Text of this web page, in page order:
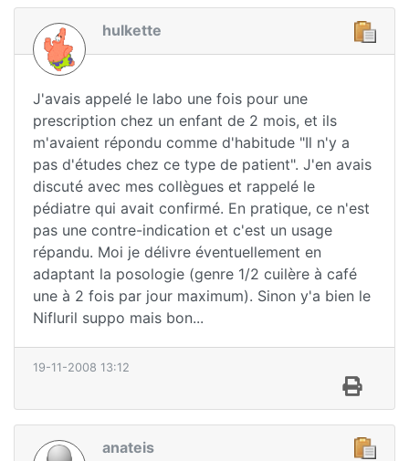
hulkette
J'avais appelé le labo une fois pour une
prescription chez un enfant de 2 mois, et ils
m'avaient répondu comme d'habitude "Il n'y a
pas d'études chez ce type de patient". J'en avais
discuté avec mes collègues et rappelé le
pédiatre qui avait confirmé. En pratique, ce n'est
pas une contre-indication et c'est un usage
répandu. Moi je délivre éventuellement en
adaptant la posologie (genre 1/2 cuilère à café
une à 2 fois par jour maximum). Sinon y'a bien le
Nifluril suppo mais bon...
19-11-2008 13:12
anateis